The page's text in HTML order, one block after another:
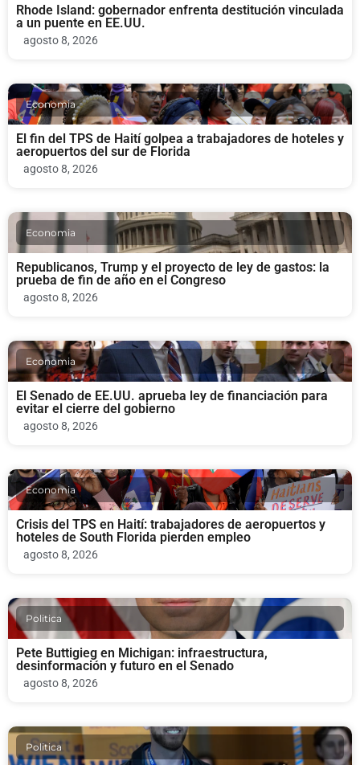
Rhode Island: gobernador enfrenta destitución vinculada
a un puente en EE.UU.
agosto 8, 2026
Economia
El fin del TPS de Haití golpea a trabajadores de hoteles y
aeropuertos del sur de Florida
agosto 8, 2026
Economia
Republicanos, Trump y el proyecto de ley de gastos: la
prueba de fin de año en el Congreso
agosto 8, 2026
Economia
El Senado de EE.UU. aprueba ley de financiación para
evitar el cierre del gobierno
agosto 8, 2026
Economia
Crisis del TPS en Haití: trabajadores de aeropuertos y
hoteles de South Florida pierden empleo
agosto 8, 2026
Politica
Pete Buttigieg en Michigan: infraestructura,
desinformación y futuro en el Senado
agosto 8, 2026
Politica